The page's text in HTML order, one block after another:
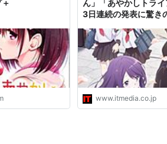
ん」「あやかしトラ
3日連続の発表に驚き
www.itmedia.co.jp